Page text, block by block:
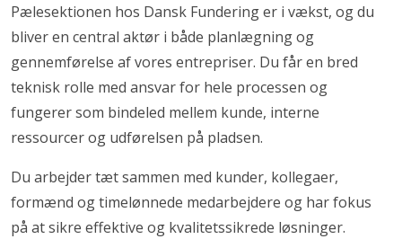
Pælesektionen hos Dansk Fundering er i vækst, og du
bliver en central aktør i både planlægning og
gennemførelse af vores entrepriser. Du får en bred
teknisk rolle med ansvar for hele processen og
fungerer som bindeled mellem kunde, interne
ressourcer og udførelsen på pladsen.
Du arbejder tæt sammen med kunder, kollegaer,
formænd og timelønnede medarbejdere og har fokus
på at sikre effektive og kvalitetssikrede løsninger.